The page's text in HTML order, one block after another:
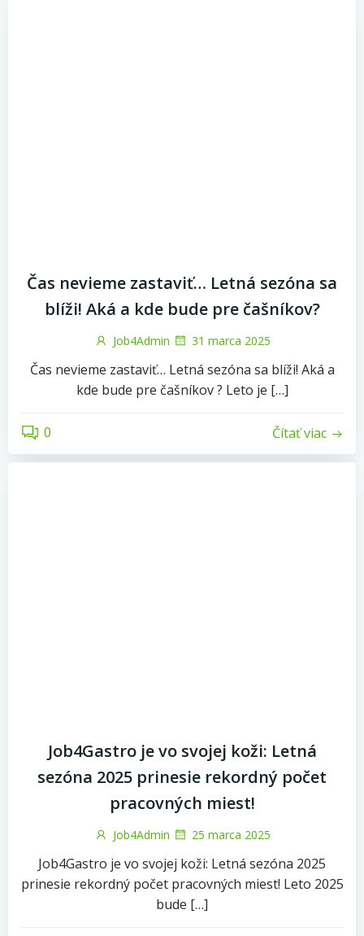
Čas nevieme zastaviť… Letná sezóna sa
blíži! Aká a kde bude pre čašníkov?
Job4Admin 31 marca 2025
Čas nevieme zastaviť… Letná sezóna sa blíži! Aká a
kde bude pre čašníkov ? Leto je […]
0 Čítať viac
Job4Gastro je vo svojej koži: Letná
sezóna 2025 prinesie rekordný počet
pracovných miest!
Job4Admin 25 marca 2025
Job4Gastro je vo svojej koži: Letná sezóna 2025
prinesie rekordný počet pracovných miest! Leto 2025
bude […]